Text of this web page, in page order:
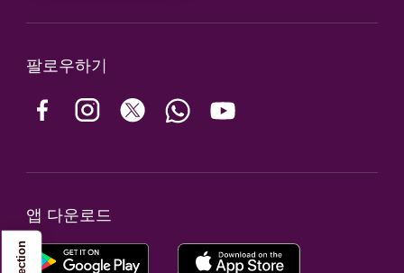
팔로우하기
앱 다운로드